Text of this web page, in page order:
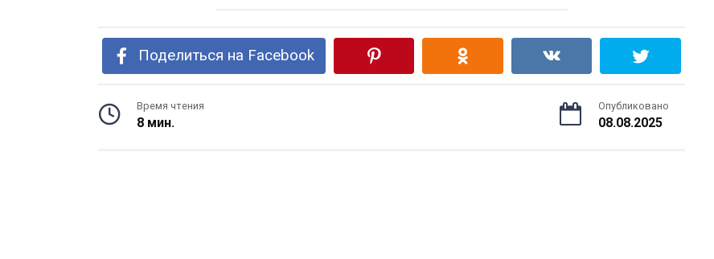
Поделиться на Facebook
Время чтения
8 мин.
Опубликовано
08.08.2025